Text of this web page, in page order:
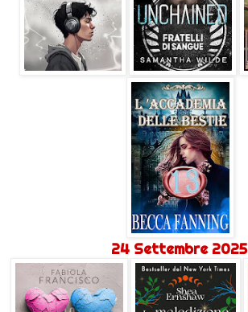
24 Settembre 2025